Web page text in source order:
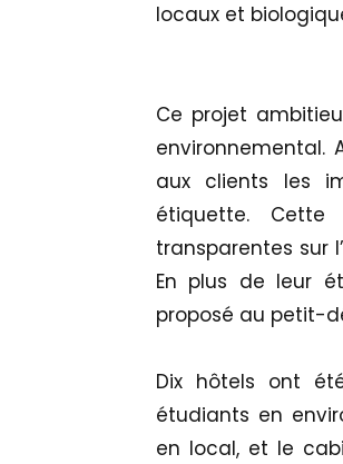
locaux et
Ce projet
aux clients les
étiquette.
transparentes sur
En plus de leur
proposé au petit-
Dix hôtels ont
étudiants en
en local, et le